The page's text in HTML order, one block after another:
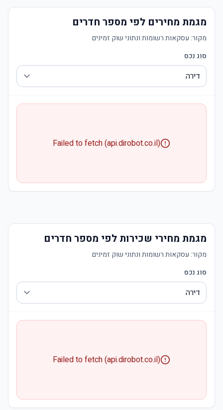
מגמת מחירים לפי מספר חדרים
מקור: עסקאות רשומות ונתוני שוק זמינים
סוג נכס
Failed to fetch (api.dirobot.co.il)
מגמת מחירי שכירות לפי מספר חדרים
מקור: עסקאות רשומות ונתוני שוק זמינים
סוג נכס
Failed to fetch (api.dirobot.co.il)